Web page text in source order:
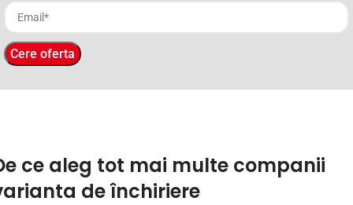
Cere oferta
ce aleg tot mai multe companii
deînchiriere